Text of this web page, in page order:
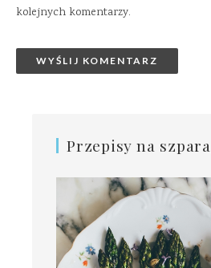
kolejnych komentarzy.
Przepisy na